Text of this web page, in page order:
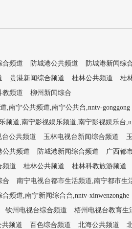
合频道 防城港公共频道 防城港新闻综
贵港新闻综合频道 桂林公共频道 桂
教频道
柳州新闻综合
,南宁公共频道,南宁公共台,nntv-gonggong
频道,南宁影视娱乐频道,南宁影视娱乐台
台公共频道 玉林电视台新闻综合频道
公共频道 防城港新闻综合频道 广西都
频道 桂林公共频道 桂林科教旅游频道
合
南宁电视台都市生活频道,南宁都市生
频道,南宁新闻综合台,nntv-xinwenzonghe
钦州电视台综合频道 梧州电视台教育生
共频道 百色综合频道 北海公共频道